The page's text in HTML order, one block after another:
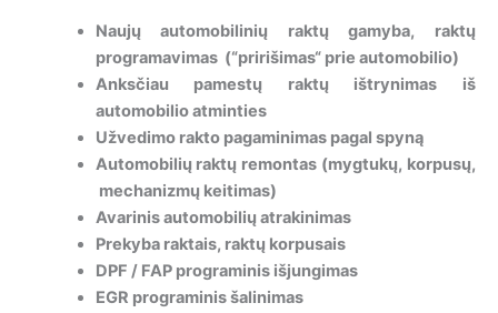
Naujų automobilinių raktų gamyba, raktų
programavimas (“pririšimas“ prie automobilio)
Anksčiau pamestų raktų ištrynimas iš
automobilio atminties
Užvedimo rakto pagaminimas pagal spyną
Automobilių raktų remontas (mygtukų, korpusų,
mechanizmų keitimas)
Avarinis automobilių atrakinimas
Prekyba raktais, raktų korpusais
DPF / FAP programinis išjungimas
EGR programinis šalinimas